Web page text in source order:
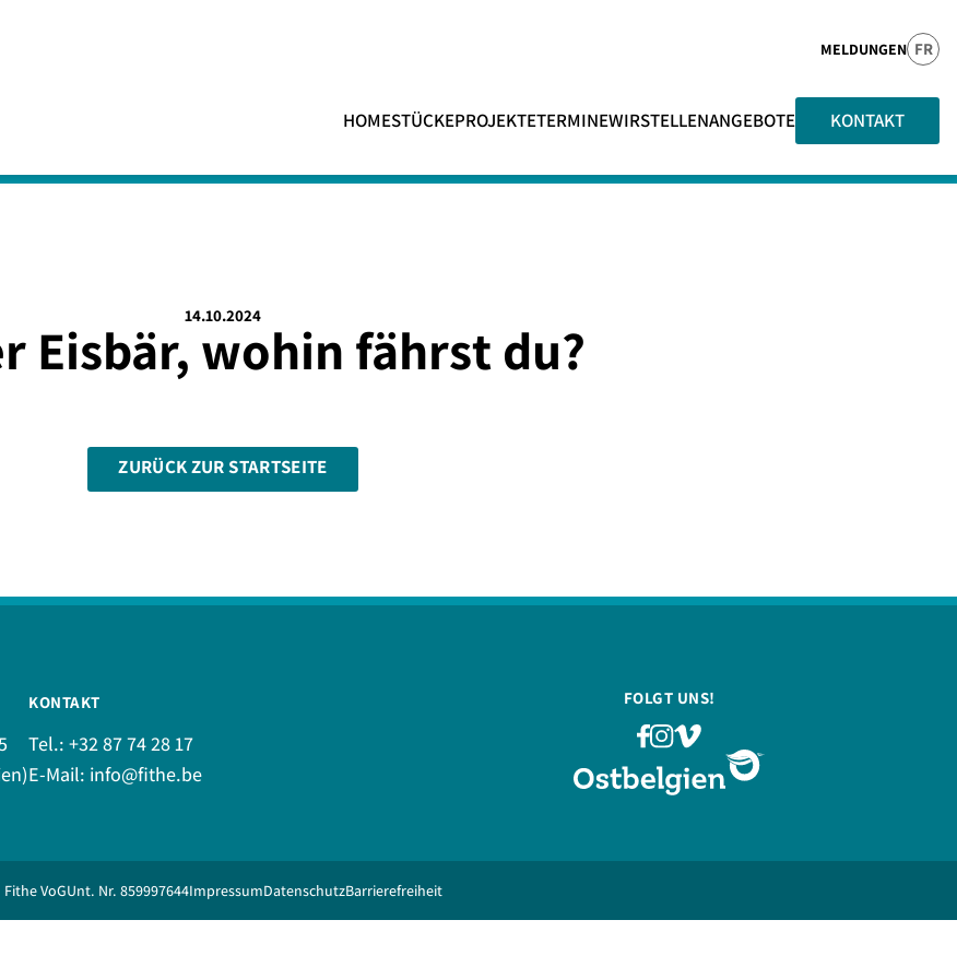
MELDUNGEN FR
HOMESTÜCKEPROJEKTETERMINEWIRSTELLENANGEBOTE KONTAKT
14.10.2024
Eisbär, wohin fährst du?
ZURÜCK ZUR STARTSEITE
KONTAKT
Tel.: +32 87 74 28 17
E-Mail: info@fithe.be
FOLGT UNS!
Fithe VoGUnt. Nr. 859997644ImpressumDatenschutzBarrierefreiheit